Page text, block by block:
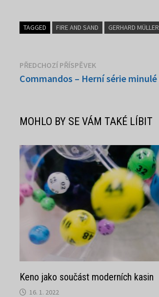
TAGGED FIRE AND SAND GERHARD MÜLLER
Navigace
pro
PŘEDCHOZÍ PŘÍSPĚVEK
příspěvek:
Commandos – Herní série
MOHLO BY SE VÁM TAKÉ LÍBIT
Keno jako součást moderních kasin
16. 1. 2022